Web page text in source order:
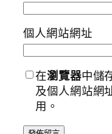
個人網站網址
在瀏覽器中儲
及個人網站網
用。